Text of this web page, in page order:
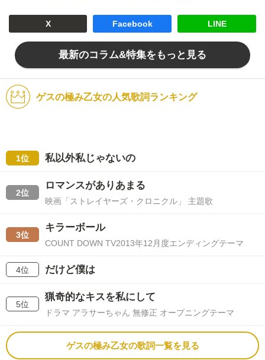
X Facebook LINE
最新のコラム&特集をもっと見る
ゲスの極み乙女の人気歌詞ランキング
1位 私以外私じゃないの
2位
ロマンスがありあまる
映画「ストレイヤーズ・クロニクル」 主題歌
3位
キラーボール
COUNT DOWN TV2013年12月度エンディングテーマ
4位 だけど僕は
5位
猟奇的なキスを私にして
ドラマ アラサーちゃん 無修正 オープニングテーマ
ゲスの極み乙女の歌詞一覧を見る